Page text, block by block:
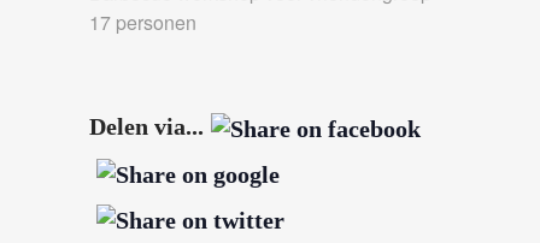
17 personen
Delen via...